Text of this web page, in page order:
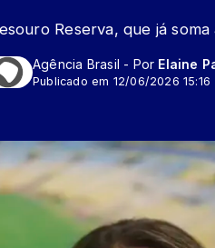
Reserva, que já
Agência Brasil - Por Elaine
Publicado em 12/06/2026 15:16